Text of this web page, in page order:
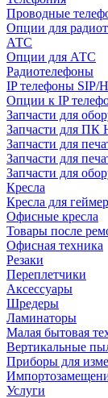
Проводные
Опции для
АТС
Опции для АТС
Радиотелефоны
IP телефоны SIP/
Опции к IP
Запчасти для
Запчасти для ПК
Запчасти для
Запчасти для
Запчасти для
Кресла
Кресла для
Офисные кресла
Товары после
Офисная техника
Резаки
Переплетчики
Аксессуары
Шредеры
Ламинаторы
Малая бытовая
Вертикальные
Приборы для
Услуги